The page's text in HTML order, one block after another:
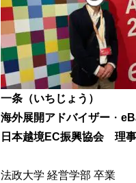
一条（いちじょう）
海外展開アドバイザー ・
日本越境EC振興協会 理
法政大学 経営学部 卒業